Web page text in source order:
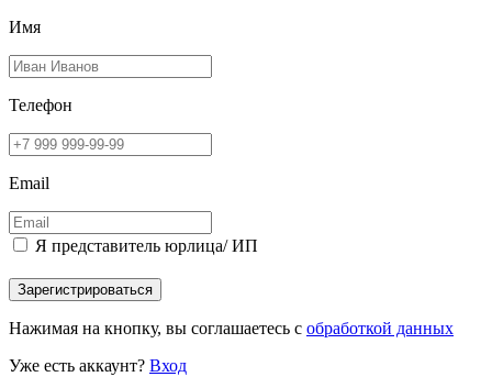
Имя
Телефон
Email
Я представитель юрлица/ ИП
Зарегистрироваться
Нажимая на кнопку, вы соглашаетесь с обработкой данных
Уже есть аккаунт? Вход